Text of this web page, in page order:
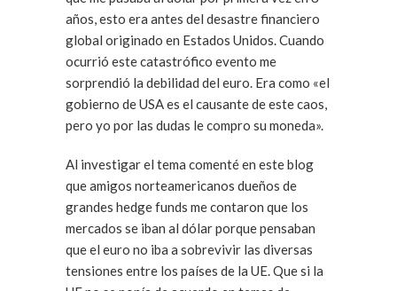
años, esto era antes del desastre financiero
global originado en Estados Unidos. Cuando
ocurrió este catastrófico evento me
sorprendió la debilidad del euro. Era como «el
gobierno de USA es el causante de este caos,
pero yo por las dudas le compro su moneda».
Al investigar el tema comenté en este blog
que amigos norteamericanos dueños de
grandes hedge funds me contaron que los
mercados se iban al dólar porque pensaban
que el euro no iba a sobrevivir las diversas
tensiones entre los países de la UE. Que si la